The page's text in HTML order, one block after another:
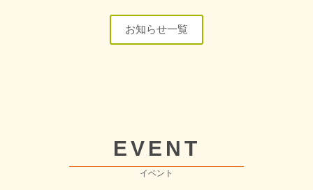
お知らせ一覧
EVENT
イベント